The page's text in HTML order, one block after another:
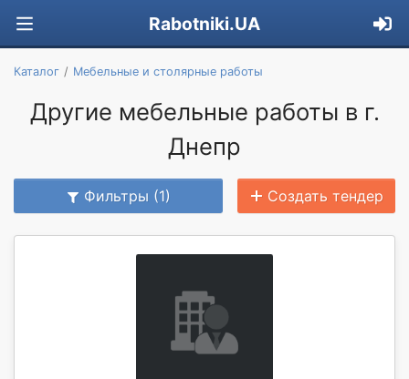
Rabotniki.UA
Каталог Мебельные и столярные работы
Другие мебельные работы в г.
Днепр
Фильтры (1) Создать тендер